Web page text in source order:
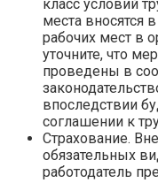
класс условий
места вносятся
рабочих мест в
уточните, что
проведены в
впоследствии
соглашении к
Страхование.
обязательных
работодатель